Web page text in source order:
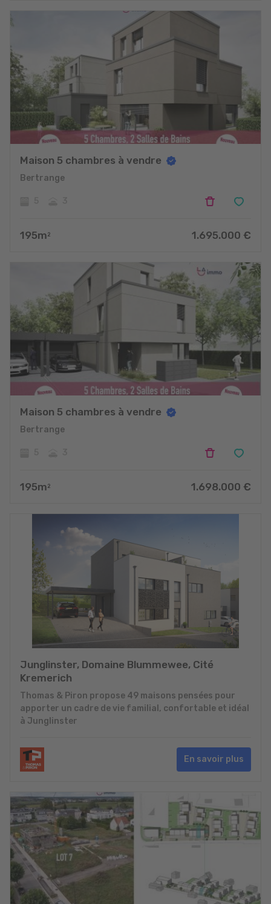
Maison 5 chambres à vendre
Bertrange
195m 2 1.695.000 €
Maison 5 chambres à vendre
Bertrange
195m 2 1.698.000 €
Junglinster, Domaine Blummewee, Cité
Kremerich
Thomas & Piron propose 49 maisons pensées pour
apporter un cadre de vie familial, confortable et idéal
à Junglinster
En savoir plus